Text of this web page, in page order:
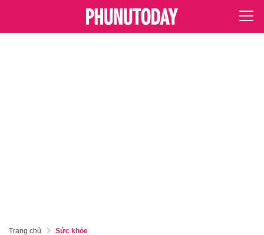
Trang chủ Sức khỏe